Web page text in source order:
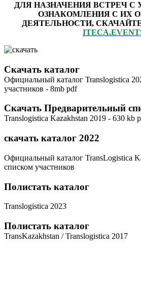
ДЛЯ НАЗНАЧЕНИЯ ВСТРЕЧ
ОЗНАКОМЛЕНИЯ С ИХ
ДЕЯТЕЛЬНОСТИ,
Скачать каталог
Официальный каталог Translogistica
участников - 8mb pdf
Скачать Предварительный
Translogistica Kazakhstan 2019 - 630 kb
скачать каталог 2022
Официальный каталог TransLogistica
списком участников
Полистать каталог
Translogistica 2023
Полистать каталог
TransKazakhstan / Translogistica 2017